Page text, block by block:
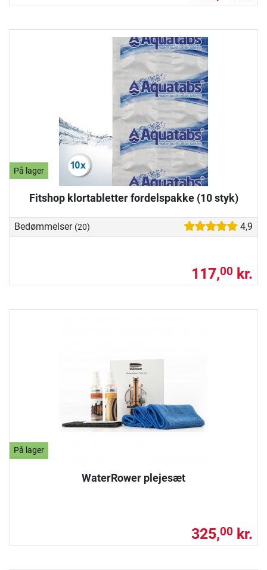
På lager
Fitshop klortabletter fordelspakke (10 styk)
Bedømmelser (20) 4,9
117,00 kr.
På lager
WaterRower plejesæt
325,00 kr.